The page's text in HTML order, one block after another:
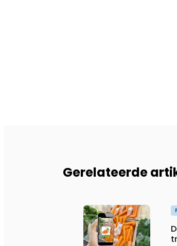
Gerelateerde